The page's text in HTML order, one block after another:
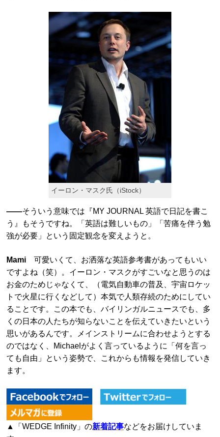
イーロン・マスク氏（iStock）
——そういう意味では『MY JOURNAL 英語で日記を書こ
う』もそうですね。「英語は難しいもの」「苦痛を伴う勉
強が必要」という固定観念を変えようと。
Mami 可愛いくて、お洒落な英語参考書があってもいい
ですよね（笑）。イーロン・マスクがすごいなと思うのは
お金のためじゃなくて、（電気自動車の普及、宇宙ロケッ
トで火星に行くなどして）本気で人類存続のためにしてい
ることです。この本でも、バイリンガルニュースでも、多
くの日本の人たちが知らないことを伝えていきたいという
思いがあるんです。メインストリームに合わせようとする
のではなく、Michaelがよく言っているように「何を言っ
ても自由」という姿勢で、これからも情報を発信していき
ます。
▲「WEDGE Infinity」の新着記事などをお届けしていま